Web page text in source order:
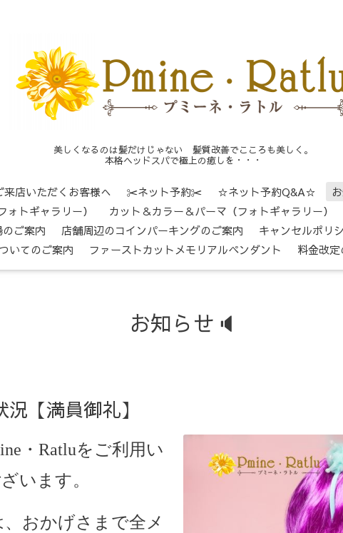
美しくなるのは髪だけじゃない 髪質改善でこころも美しく。
本格ヘッドスパで極上の癒しを・・・
来店いただくお客様へ ✂ネット予約✂ ☆ネット予約Q&A☆
トギャラリー）
カット＆カラー＆パーマ（フォトギャラリー）
ご案内 店舗周辺のコインパーキングのご案内
キャンセルポリ
いてのご案内 ファーストカットメモリアルペンダント 料金改
お知らせ🔈
【満員御礼】
・Ratluをご利用い
います。
おかげさまで全メ